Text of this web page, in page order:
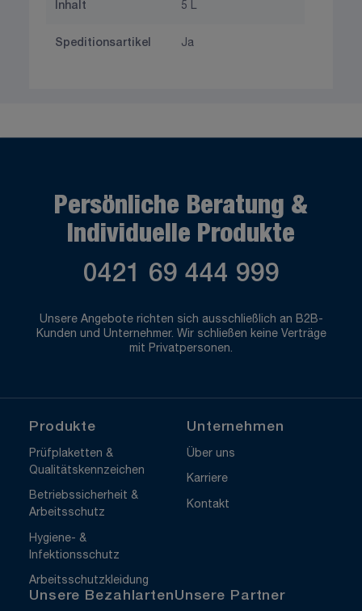
Inhalt 5 L
Speditionsartikel Ja
Persönliche Beratung &
Individuelle Produkte
0421 69 444 999
Unsere Angebote richten sich ausschließlich an B2B-
Kunden und Unternehmer. Wir schließen keine Verträge
mit Privatpersonen.
Produkte
Prüfplaketten &
Qualitätskennzeichen
Betriebssicherheit &
Arbeitsschutz
Hygiene- &
Infektionsschutz
Arbeitsschutzkleidung
Unternehmen
Über uns
Karriere
Kontakt
Unsere BezahlartenUnsere Partner